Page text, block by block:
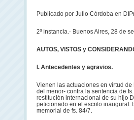
Publicado por Julio Córdoba en
2º instancia.- Buenos Aires, 28 de
AUTOS, VISTOS y
I. Antecedentes y agravios.
Vienen las actuaciones en virtud
del menor- contra la sentencia de
restitución internacional de su hijo
peticionado en el escrito inaugural.
memorial de fs. 84/7.